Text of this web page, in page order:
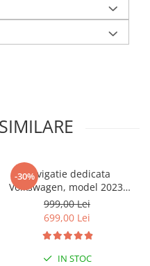
-30%Navigatie dedicata
Volkswagen, model 2023,
4GB RAM 64GB ROM,
Quadcore, Android 14,
Carplay&Android Auto,
Suport camere AHD
999,00 Lei
699,00 Lei
IN STOC